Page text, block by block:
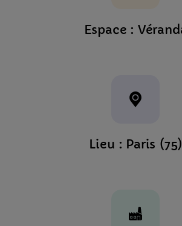
Espace :
Lieu : Paris (75)